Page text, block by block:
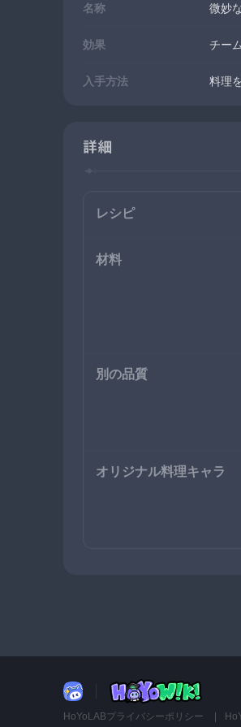
名称 微妙
効果 チー
入手方法 料理
詳細
レシピ
材料
別の品質
オリジナル料理キャラ
HoYoLABプライバシーポリシー